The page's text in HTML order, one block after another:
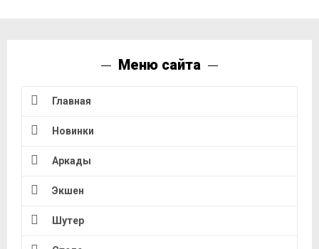
Меню сайта
Главная
Новинки
Аркады
Экшен
Шутер